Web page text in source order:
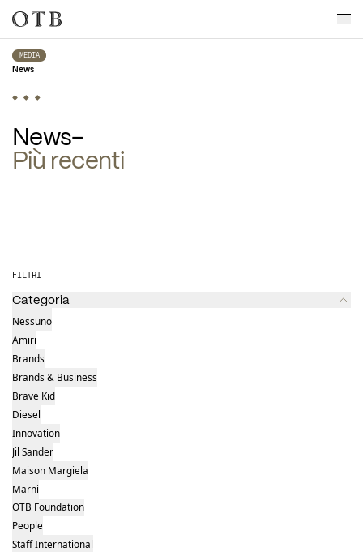
Skip to main content
MEDIA
News
Più recenti
Ultime Notizie
FILTRI
Categoria
Nessuno
Amiri
Brands
Brands & Business
Brave Kid
Diesel
Innovation
Jil Sander
Maison Margiela
Marni
OTB Foundation
People
Staff International